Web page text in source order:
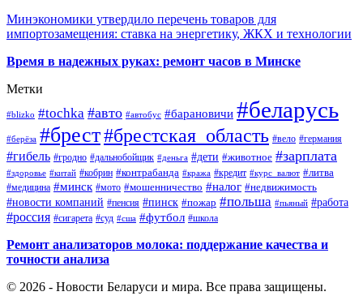
Минэкономики утвердило перечень товаров для
импортозамещения: ставка на энергетику, ЖКХ и технологии
Время в надежных руках: ремонт часов в Минске
Метки
#blizko #tochka #авто #автобус #барановичи #беларусь
#берёза #брест#брестская_область #вело #германия
#гибель #гродно #дальнобойщик #деньга #дети #животное #зарплата
#здоровье #китай #кобрин #контрабанда #кража #кредит #курс_валют #литва
#медицина #минск #мото #мошенничество #налог #недвижимость
#новости компаний #пенсия #пинск #пожар #польша #пьяный #работа
#россия #сигарета #суд #сша #футбол #школа
Ремонт анализаторов молока: поддержание качества и
точности анализа
© 2026 - Новости Беларуси и мира. Все права защищены.